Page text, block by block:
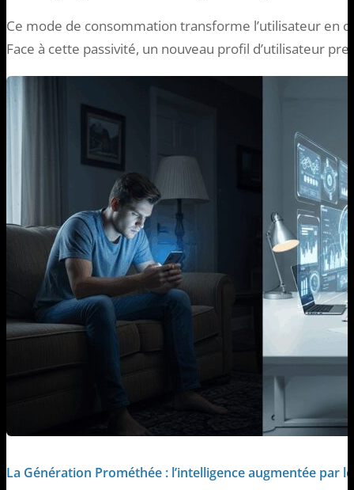
Ce mode de consommation transforme l’utilisateur en
Face à cette passivité, un nouveau profil d’utilisateur
La Génération Prométhée : l’intelligence augmentée par